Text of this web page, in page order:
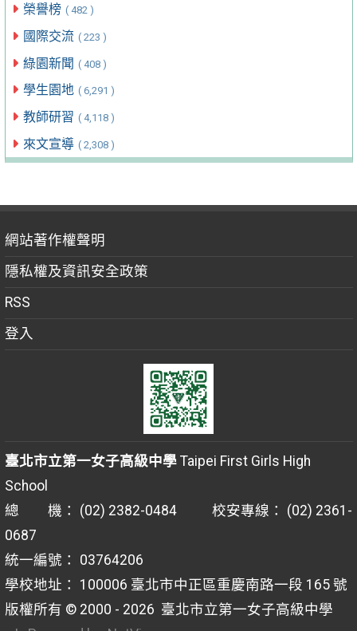
榮譽榜 ( 482 )
國際交流 ( 223 )
綠園新聞 ( 408 )
學生園地 ( 6,291 )
教師研習 ( 4,118 )
來文宣導 ( 2,308 )
網站著作權聲明
隱私權及資訊安全政策
RSS
登入
臺北市立第一女子高級中學Taipei First Girls High
School
總 機： (02) 2382-0484 校安專線： (02) 2361-
0687
統一編號： 03764206
學校地址： 100006 臺北市中正區重慶南路一段 165 號
版權所有 © 2000 - 2026 臺北市立第一女子高級中學